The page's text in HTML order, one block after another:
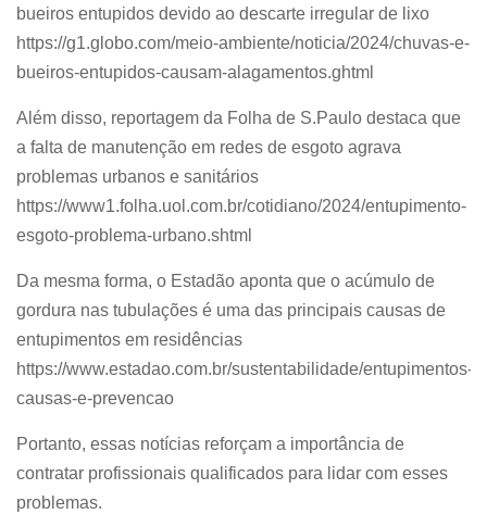
bueiros entupidos devido ao descarte irregular de lixo
https://g1.globo.com/meio-ambiente/noticia/2024/chuvas-e-
bueiros-entupidos-causam-alagamentos.ghtml
Além disso, reportagem da Folha de S.Paulo destaca que
a falta de manutenção em redes de esgoto agrava
problemas urbanos e sanitários
https://www1.folha.uol.com.br/cotidiano/2024/entupimento-
esgoto-problema-urbano.shtml
Da mesma forma, o Estadão aponta que o acúmulo de
gordura nas tubulações é uma das principais causas de
entupimentos em residências
https://www.estadao.com.br/sustentabilidade/entupimentos-
causas-e-prevencao
Portanto, essas notícias reforçam a importância de
contratar profissionais qualificados para lidar com esses
problemas.